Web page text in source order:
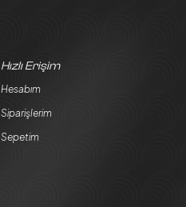
Hızlı Erişim
Hesabım
Siparişlerim
Sepetim